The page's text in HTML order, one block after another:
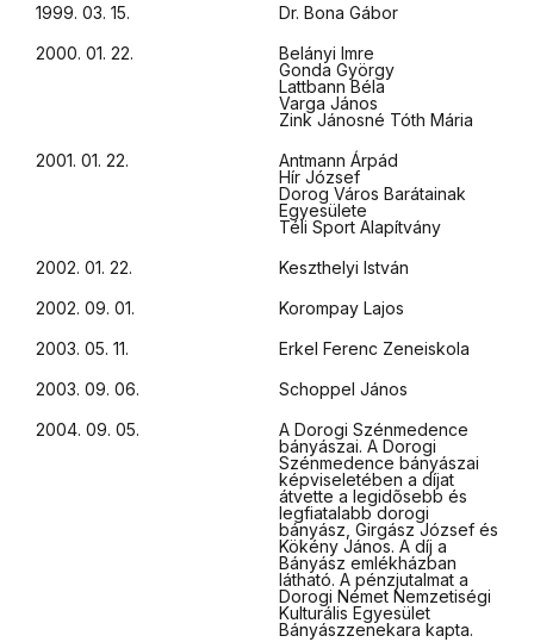
1999. 03. 15.
Dr. Bona Gábor
2000. 01. 22.
Belányi Imre
Gonda György
Lattbann Béla
Varga János
Zink Jánosné Tóth Mária
2001. 01. 22.
Antmann Árpád
Hír József
Dorog Város Barátainak
Egyesülete
Téli Sport Alapítvány
2002. 01. 22.
Keszthelyi István
2002. 09. 01.
Korompay Lajos
2003. 05. 11.
Erkel Ferenc Zeneiskola
2003. 09. 06.
Schoppel János
2004. 09. 05.
A Dorogi Szénmedence
bányászai. A Dorogi
Szénmedence bányászai
képviseletében a díjat
átvette a legidõsebb és
legfiatalabb dorogi
bányász, Girgász József és
Kökény János. A díj a
Bányász emlékházban
látható. A pénzjutalmat a
Dorogi Német Nemzetiségi
Kulturális Egyesület
Bányászzenekara kapta.